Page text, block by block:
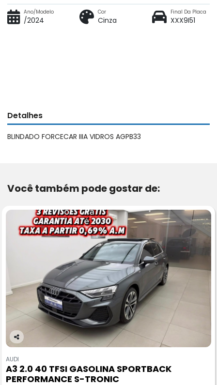
Ano/Modelo
/2024
Cor
Cinza
Final Da Placa
XXX9I51
Detalhes
BLINDADO FORCECAR IIIA VIDROS AGPB33
Você também pode gostar de:
Co
pa
rtil
he
AUDI
A3 2.0 40 TFSI GASOLINA SPORTBACK
PERFORMANCE S-TRONIC